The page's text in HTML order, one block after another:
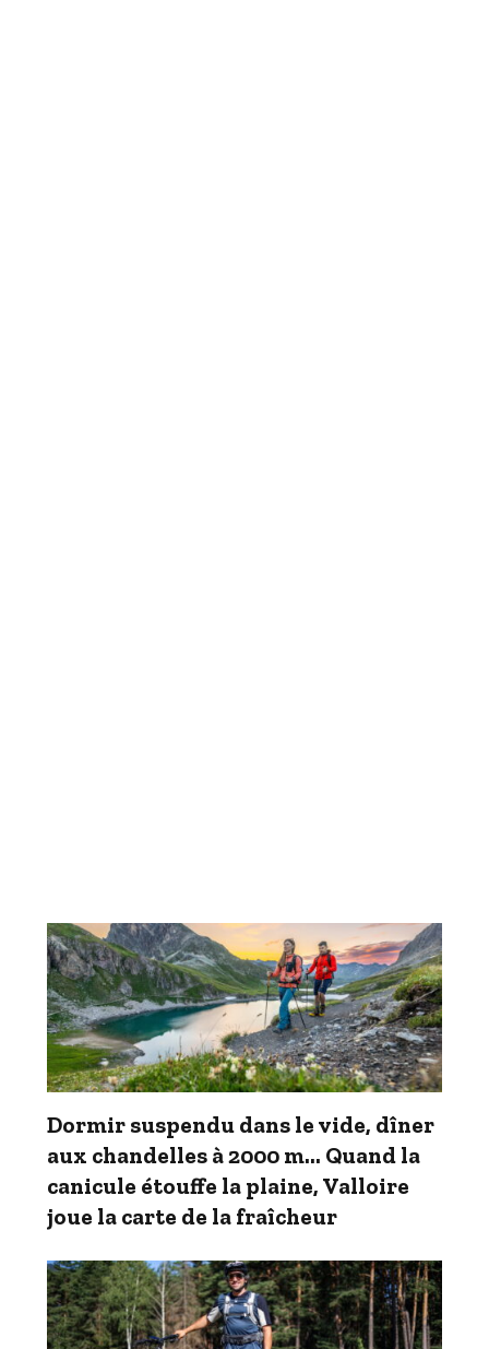
Dormir suspendu dans le vide, dîner
aux chandelles à 2000 m… Quand la
canicule étouffe la plaine, Valloire
joue la carte de la fraîcheur